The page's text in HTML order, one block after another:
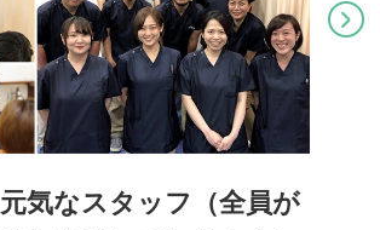
気なスタッフ（全員が